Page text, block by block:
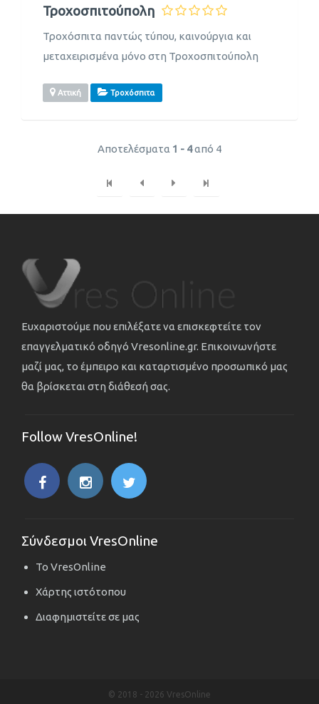
Τροχοσπιτούπολη
Τροχόσπιτα παντώς τύπου, καινούργια και
μεταχειρισμένα μόνο στη Τροχοσπιτούπολη
Αττική Τροχόσπιτα
Αποτελέσματα 1 - 4από 4
Ευχαριστούμε που επιλέξατε να επισκεφτείτε τον
επαγγελματικό οδηγό Vresonline.gr. Επικοινωνήστε
μαζί μας, το έμπειρο και καταρτισμένο προσωπικό μας
θα βρίσκεται στη διάθεσή σας.
Follow VresOnline!
Σύνδεσμοι VresOnline
Το VresOnline
Χάρτης ιστότοπου
Διαφημιστείτε σε μας
© 2018 - 2026 VresOnline